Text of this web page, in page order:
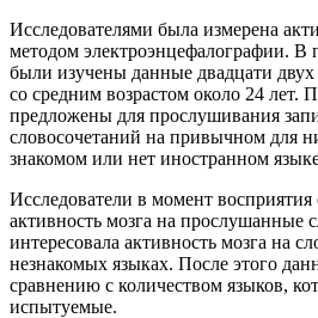
Исследователями была измерена
методом электроэнцефалографии. В
были изучены данные двадцати двух
со средним возрастом около 24 лет.
предложены для прослушивания
словосочетаний на привычном для
знакомом или нет иностранном
Исследователи в момент восприятия
активность мозга на прослушанные
интересовала активность мозга на
незнакомых языках. После этого
сравнению с количеством языков,
испытуемые.